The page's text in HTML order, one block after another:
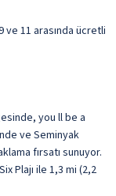
11 arasında ücretli
you ll be a
ve Seminyak
fırsatı sunuyor.
Plajı ile 1,3 mi (2,2